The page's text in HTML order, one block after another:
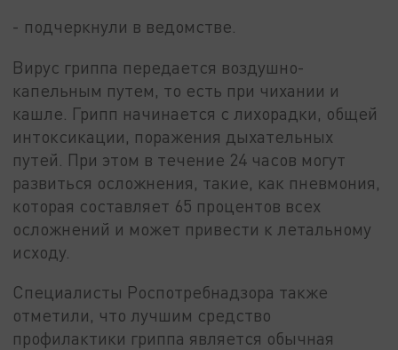
- подчеркнули в ведомстве.
Вирус гриппа передается воздушно-
капельным путем, то есть при чихании и
кашле. Грипп начинается с лихорадки, общей
интоксикации, поражения дыхательных
путей. При этом в течение 24 часов могут
развиться осложнения, такие, как пневмония,
которая составляет 65 процентов всех
осложнений и может привести к летальному
исходу.
Специалисты Роспотребнадзора также
отметили, что лучшим средство
профилактики гриппа является обычная